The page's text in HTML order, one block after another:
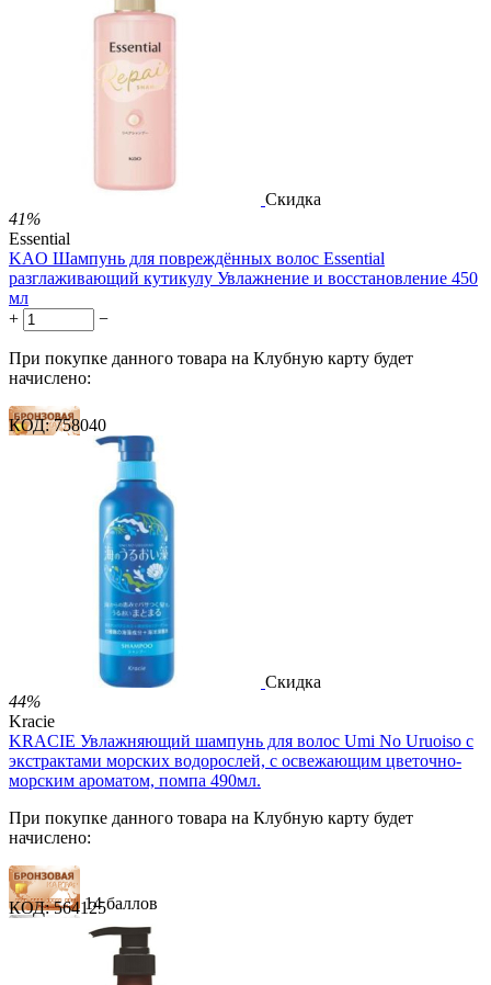
21 балл
35 баллов
1 578.00 Р
за 1.00 мл
Скидка
41%
Essential
KAO Шампунь для повреждённых волос Essential
разглаживающий кутикулу Увлажнение и восстановление 450
мл
+
−
При покупке данного товара на Клубную карту будет
начислено:
14 баллов
21 балл
35 баллов
1 486.00 Р
за 1.00 мл

КОД: 758040
Скидка
44%
Kracie
KRACIE Увлажняющий шампунь для волос Umi No Uruoiso с
экстрактами морских водорослей, с освежающим цветочно-
морским ароматом, помпа 490мл.
При покупке данного товара на Клубную карту будет
начислено:
14 баллов
21 балл
КОД: 564125